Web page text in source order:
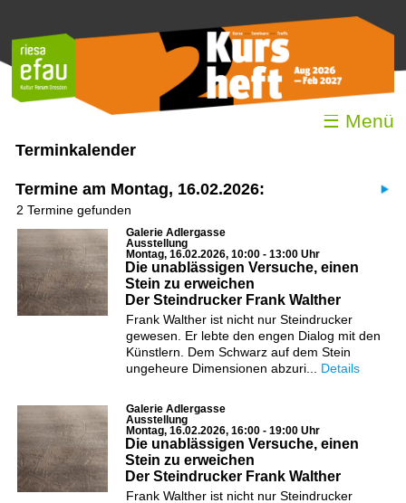
☰ Menü
Terminkalender
Termine am Montag, 16.02.2026:
2 Termine gefunden
Galerie Adlergasse
Ausstellung
Montag, 16.02.2026, 10:00 - 13:00 Uhr
Die unablässigen Versuche, einen
Stein zu erweichen
Der Steindrucker Frank Walther
Frank Walther ist nicht nur Steindrucker
gewesen. Er lebte den engen Dialog mit den
Künstlern. Dem Schwarz auf dem Stein
ungeheure Dimensionen abzuri... Details
Galerie Adlergasse
Ausstellung
Montag, 16.02.2026, 16:00 - 19:00 Uhr
Die unablässigen Versuche, einen
Stein zu erweichen
Der Steindrucker Frank Walther
Frank Walther ist nicht nur Steindrucker